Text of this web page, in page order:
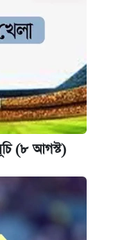
(৮ আগস্ট)